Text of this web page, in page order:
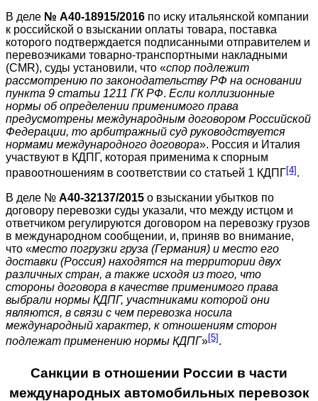
В деле № А40-18915/2016 по иску итальянской компании
к российской о взыскании оплаты товара, поставка
которого подтверждается подписанными отправителем и
перевозчиками товарно-транспортными накладными
(CMR), суды установили, что «спор подлежит
рассмотрению по законодательству РФ на основании
пункта 9 статьи 1211 ГК РФ. Если коллизионные
нормы об определении применимого права
предусмотрены международным договором Российской
Федерации, то арбитражный суд руководствуется
нормами международного договора». Россия и Италия
участвуют в КДПГ, которая применима к спорным
правоотношениям в соответствии со статьей 1 КДПГ[4].
В деле № А40-32137/2015 о взыскании убытков по
договору перевозки суды указали, что между истцом и
ответчиком регулируются договором на перевозку грузов
в международном сообщении, и, приняв во внимание,
что «место погрузки груза (Германия) и место его
доставки (Россия) находятся на территории двух
различных стран, а также исходя из того, что
стороны договора в качестве применимого права
выбрали нормы КДПГ, участниками которой они
являются, в связи с чем перевозка носила
международный характер, к отношениям сторон
подлежат применению нормы КДПГ»[5] .
Санкции в отношении России в части
международных автомобильных перевозок